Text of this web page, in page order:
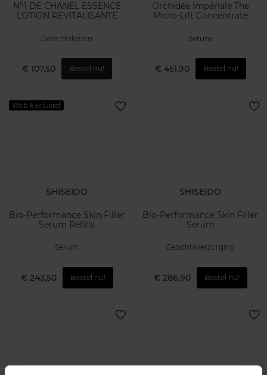
N°1 DE CHANEL ESSENCE
LOTION REVITALISANTE
Gezichtslotion
€ 107,50 Bestel nu!
Orchidée Impériale The
Micro-Lift Concentrate
Serum
€ 451,90 Bestel nu!
Web Exclusief
SHISEIDO
Bio-Performance Skin Filler
Serum Refills
Serum
€ 243,50 Bestel nu!
SHISEIDO
Bio-Performance Skin Filler
Serum
Gezichtsverzorging
€ 286,90 Bestel nu!